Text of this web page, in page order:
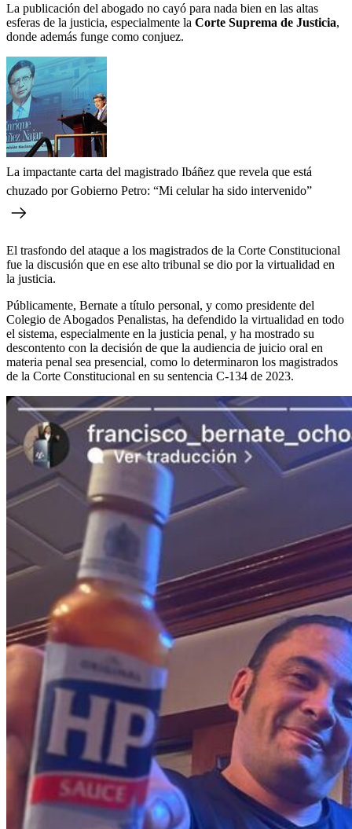
La publicación del abogado no cayó para nada bien en las altas
esferas de la justicia, especialmente la Corte Suprema de Justicia,
donde además funge como conjuez.
La impactante carta del magistrado Ibáñez que revela que está
chuzado por Gobierno Petro: “Mi celular ha sido intervenido”
El trasfondo del ataque a los magistrados de la Corte Constitucional
fue la discusión que en ese alto tribunal se dio por la virtualidad en
la justicia.
Públicamente, Bernate a título personal, y como presidente del
Colegio de Abogados Penalistas, ha defendido la virtualidad en todo
el sistema, especialmente en la justicia penal, y ha mostrado su
descontento con la decisión de que la audiencia de juicio oral en
materia penal sea presencial, como lo determinaron los magistrados
de la Corte Constitucional en su sentencia C-134 de 2023.